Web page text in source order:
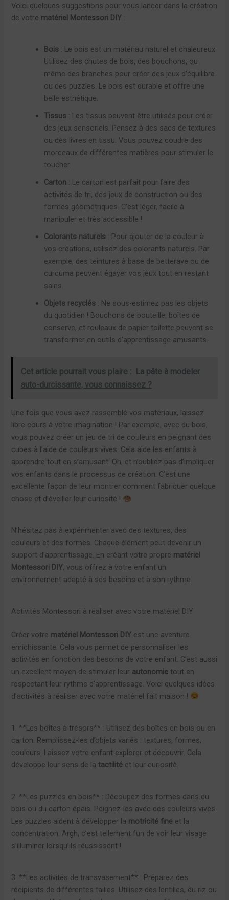
Voici quelques suggestions pour vous lancer dans la création
de votre matériel Montessori DIY :
Bois : Le bois est un matériau naturel et chaleureux.
Utilisez des chutes de bois, des bouchons, ou
même des branches pour créer des jeux d’équilibre
ou des puzzles. Le bois est durable et offre une
belle esthétique.
Tissus : Les tissus peuvent être utilisés pour créer
des jeux sensoriels. Pensez à des sacs de textures
ou des livres en tissu. Vous pouvez coudre des
morceaux de différentes matières pour stimuler le
toucher.
Carton : Le carton est parfait pour faire des
activités de tri, des jeux de construction ou des
formes géométriques. C’est léger, facile à
manipuler et très accessible !
Colorants naturels : Pour ajouter de la couleur à
vos créations, utilisez des colorants naturels. Par
exemple, des teintures à base de betterave ou de
curcuma peuvent égayer vos jeux tout en restant
sains.
Objets recyclés : Ne sous-estimez pas les objets
du quotidien ! Bouchons de bouteille, boîtes de
conserve, et rouleaux de papier toilette peuvent se
transformer en outils d’apprentissage amusants.
Cet article pourrait vous plaire :
La pâte à modeler
auto-durcissante, vous connaissez ?
Une fois que vous avez rassemblé vos matériaux, laissez
libre cours à votre imagination ! Par exemple, avec du bois,
vous pouvez créer un jeu de tri de couleurs en peignant des
cubes à l’aide de couleurs vives. Cela aide les enfants à
apprendre tout en s’amusant. Oh, et n’oubliez pas d’impliquer
vos enfants dans le processus de création. C’est une
excellente façon de leur montrer comment fabriquer quelque
chose et d’éveiller leur curiosité !
N’hésitez pas à expérimenter avec des textures, des
couleurs et des formes. Chaque élément peut devenir un
support d’apprentissage. En créant votre propre matériel
Montessori DIY, vous offrez à votre enfant un
environnement adapté à ses besoins et à son rythme.
Activités Montessori à réaliser avec votre matériel DIY
Créer votre matériel Montessori DIY est une aventure
enrichissante. Cela vous permet de personnaliser les
activités en fonction des besoins de votre enfant. C’est aussi
un excellent moyen de stimuler leur autonomie tout en
respectant leur rythme d’apprentissage. Voici quelques idées
d’activités à réaliser avec votre matériel fait maison !
1. **Les boîtes à trésors** : Utilisez des boîtes en bois ou en
carton. Remplissez-les d’objets variés : textures, formes,
couleurs. Laissez votre enfant explorer et découvrir. Cela
développe leur sens de latactilité et leur curiosité.
2. **Les puzzles en bois** : Découpez des formes dans du
bois ou du carton épais. Peignez-les avec des couleurs vives.
Les puzzles aident à développer la motricité fine et la
concentration. Argh, c’est tellement fun de voir leur visage
s’illuminer lorsqu’ils réussissent !
3. **Les activités de transvasement** : Préparez des
récipients de différentes tailles. Utilisez des lentilles, du riz ou